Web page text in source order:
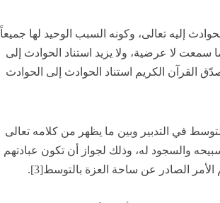
إليه تعالى، وكونه السبب الوحيد لها جميعاً
سمعت لا عرضية، ولا يزيد استناد الحوادث إلى
صدّق القرآن الكريم استناد الحوادث إلى الحوادث
في التدبير وبين ما يظهر من كلامه تعالى
والسجود له، وذلك لجواز أن تكون عبادتهم
الصادر عن ساحة العزة بالتوسط[3].